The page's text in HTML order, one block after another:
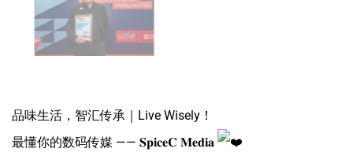
品味生活，智汇传承｜Live Wisely！
最懂你的数码传媒 —— 𝐒𝐩𝐢𝐜𝐞𝐂 𝐌𝐞𝐝𝐢𝐚